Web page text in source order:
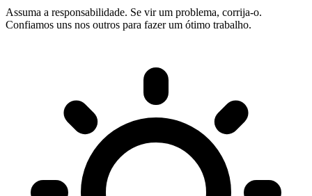
Assuma a responsabilidade. Se vir um problema, corrija-o.
Confiamos uns nos outros para fazer um ótimo trabalho.